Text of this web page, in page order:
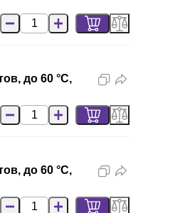
до 60 °C,
до 60 °C,